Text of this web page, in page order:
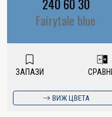
240 60 30
Fairytale blue
ЗАПАЗИ
ВИЖ ЦВЕТА